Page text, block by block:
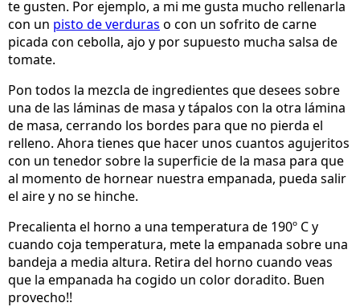
te gusten. Por ejemplo, a mi me gusta mucho rellenarla
con un pisto de verduras o con un sofrito de carne
picada con cebolla, ajo y por supuesto mucha salsa de
tomate.
Pon todos la mezcla de ingredientes que desees sobre
una de las láminas de masa y tápalos con la otra lámina
de masa, cerrando los bordes para que no pierda el
relleno. Ahora tienes que hacer unos cuantos agujeritos
con un tenedor sobre la superficie de la masa para que
al momento de hornear nuestra empanada, pueda salir
el aire y no se hinche.
Precalienta el horno a una temperatura de 190º C y
cuando coja temperatura, mete la empanada sobre una
bandeja a media altura. Retira del horno cuando veas
que la empanada ha cogido un color doradito. Buen
provecho!!